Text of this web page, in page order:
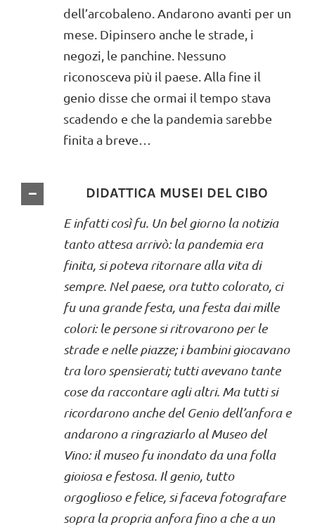
dell’arcobaleno. Andarono avanti per un
mese. Dipinsero anche le strade, i
negozi, le panchine. Nessuno
riconosceva più il paese. Alla fine il
genio disse che ormai il tempo stava
scadendo e che la pandemia sarebbe
finita a breve…
DIDATTICA MUSEI DEL CIBO
E infatti così fu. Un bel giorno la notizia
tanto attesa arrivò: la pandemia era
finita, si poteva ritornare alla vita di
sempre. Nel paese, ora tutto colorato, ci
fu una grande festa, una festa dai mille
colori: le persone si ritrovarono per le
strade e nelle piazze; i bambini giocavano
tra loro spensierati; tutti avevano tante
cose da raccontare agli altri. Ma tutti si
ricordarono anche del Genio dell’anfora e
andarono a ringraziarlo al Museo del
Vino: il museo fu inondato da una folla
gioiosa e festosa. Il genio, tutto
orgoglioso e felice, si faceva fotografare
sopra la propria anfora fino a che a un